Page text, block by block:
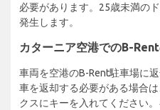
必要があります。25歳未満の
発生します。
カターニア空港でのB-
車両を空港のB-Rent駐車場に
車を返却する必要がある場合
クスにキーを入れてください